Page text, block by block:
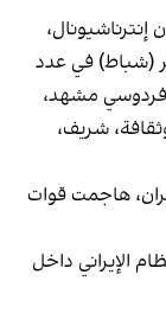
يوم الاثنين 23 فبراير (شباط) في عدد
فردوسي مشهد،
شريف،
هاجمت قوات
الإيراني داخل